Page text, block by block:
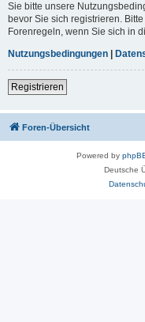
Sie bitte unsere
bevor Sie sich registrieren.
Forenregeln, wenn Sie sich in
Nutzungsbedingungen |
Registrieren
Foren-Übersicht
Powered by
Deutsche